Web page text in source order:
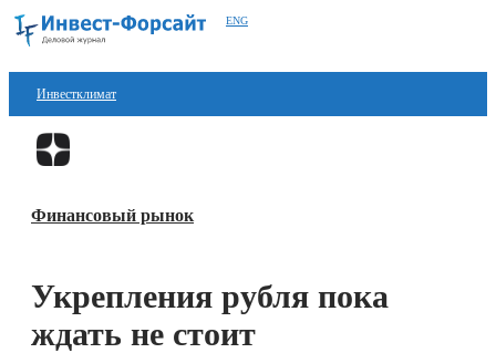
ENG
Инвестклимат
Финансы
Блокчейн
Технологии
Финансовый рынок
Укрепления рубля пока
ждать не стоит